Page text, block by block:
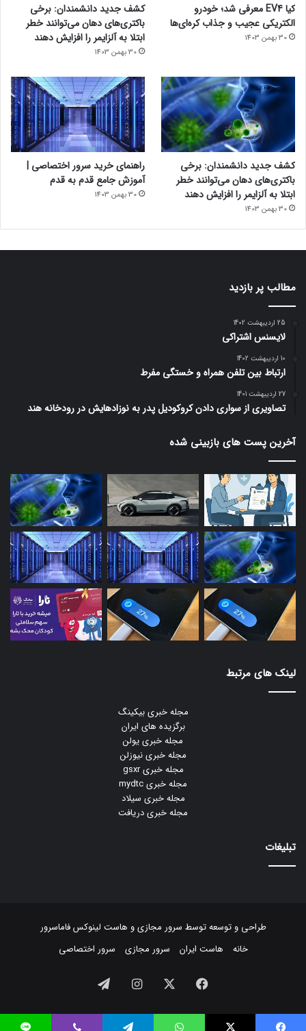
کیا EV4 معرفی شد؛ خودرو
الکتریکی عجیب و جذاب کره‌ای‌ها
30 بهمن 1403
کشف جدید دانشمندان: برخی
باکتری‌های دهان می‌توانند خطر
ابتلا به آلزایمر را افزایش دهند
30 بهمن 1403
کشف جدید دانشمندان: برخی
باکتری‌های دهان می‌توانند خطر
ابتلا به آلزایمر را افزایش دهند
30 بهمن 1403
راهنمای خرید سرور اختصاصی |
آموزش جامع قدم به قدم
30 بهمن 1403
مطالب پر بازدید
25 اردیبهشت 1402
لایسنس اشتراکی
10 اردیبهشت 1402
ارتباط بین تلفن همراه و خستگی مفرط
27 اردیبهشت 1401
تصاویری از سواری دادن کروکودیل پدر به نوزادهایش در رودخانه هند
آخرین پست های بازبینی شده
لینک های مرتبط
مجله خبری بیکینگ
برگزیده های ایران
مجله خبری یولن
مجله خبری نیوزلن
مجله خبری gsxr
مجله خبری mydtc
مجله خبری سیلاد
مجله خبری دریافت
تبلیغات
طراحی و توسعه توسط سرور مجازیو هاست لینوکسفاماسرور
خانه
هاست ایران سرور مجازی سرور اختصاصی
فیسبوک ایکس اینستاگرام